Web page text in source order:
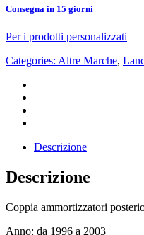
Consegna in 15 giorni
Per i prodotti personalizzati
Categories: Altre Marche,
Descrizione
Descrizione
Coppia ammortizzatori
Anno: da 1996 a 2003